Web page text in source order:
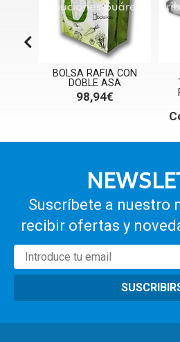
BOLSA RAFIA CON
DOBLE ASA
98,94€
Suscríbete a nuestro
recibir ofertas y